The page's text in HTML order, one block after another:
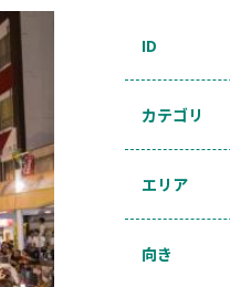
ID
カテゴリ
エリア
向き